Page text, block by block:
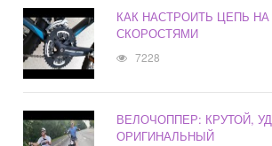
КАК НАСТРОИТЬ ЦЕПЬ
СКОРОСТЯМИ
7228
ВЕЛОЧОППЕР: КРУТОЙ,
ОРИГИНАЛЬНЫЙ